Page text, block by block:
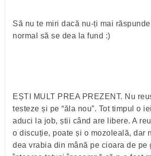
Să nu te miri dacă nu-ți mai
normal să se dea la fund :)
EȘTI MULT PREA PREZENT. Nu
testeze și pe “ăla nou”. Tot timpul o
aduci la job, știi când are libere. A
o discuție, poate și o mozoleală, dar
dea vrabia din mână pe cioara de pe